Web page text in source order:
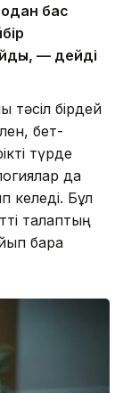
бас
— дейді
тәсіл бірдей
бет-
түрде
да
келеді. Бұл
талаптың
бара